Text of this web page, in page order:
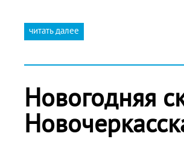
читать далее
Новогодняя